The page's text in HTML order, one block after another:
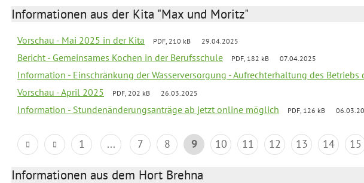
Informationen aus der Kita "Max und Moritz"
Vorschau - Mai 2025 in der Kita PDF, 210 kB 29.04.2025
Bericht - Gemeinsames Kochen in der Berufsschule PDF, 182 kB 07.04.2025
Information - Einschränkung der Wasserversorgung - Aufrechterhaltung des Betriebs
Vorschau - April 2025
PDF, 202 kB 26.03.2025
Information - Stundenänderungsanträge ab jetzt online möglich PDF, 126 kB
1 ... 7 8 9 10 11 12 13 14 15
Informationen aus dem Hort Brehna